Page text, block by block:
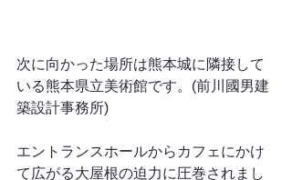
次に向かった場所は熊本城に隣接して
いる熊本県立美術館です。(前川國男建
築設計事務所)
エントランスホールからカフェにかけ
て広がる大屋根の迫力に圧巻されまし